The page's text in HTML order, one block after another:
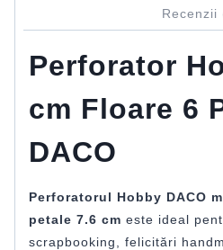
Recenzii
Perforator
cm Floare 6
DACO
Perforatorul Hobby DACO
petale 7.6 cm este ideal
scrapbooking, felicitări